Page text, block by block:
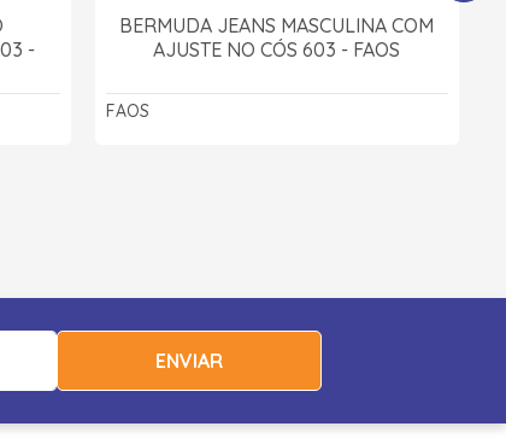
-
BERMUDA JEANS MASCULINA COM
AJUSTE NO CÓS 603 - FAOS
FAOS
ENVIAR